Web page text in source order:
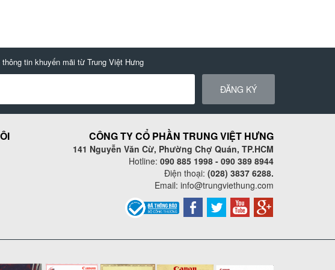
thông tin khuyến mãi từ Trung Việt Hưng
ĐĂNG KÝ
CÔNG TY CỔ PHẦN TRUNG VIỆT HƯNG
141 Nguyễn Văn Cừ, Phường Chợ Quán, TP.HCM
Hotline: 090 885 1998 - 090 389 8944
Điện thoại: (028) 3837 6288.
Email: info@trungviethung.com